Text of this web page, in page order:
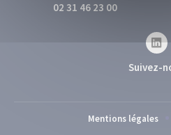
02 31 46 23 00
Suivez-
Mentions légales